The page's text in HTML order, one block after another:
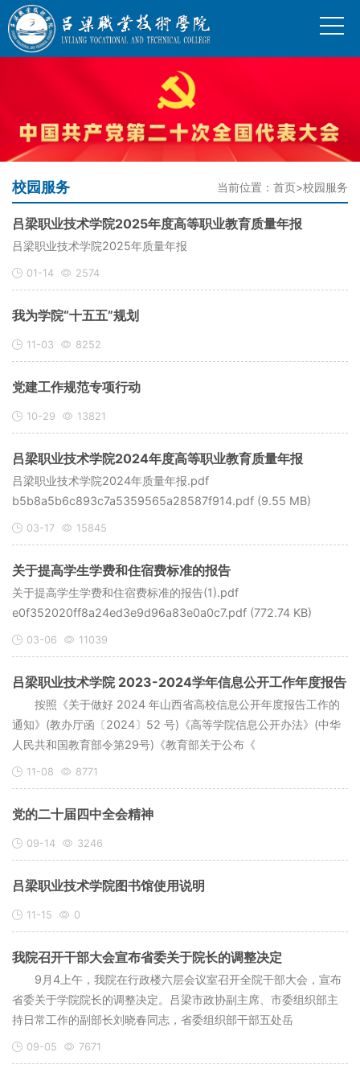
校园服务 当前位置： 首页>校园服务
吕梁职业技术学院2025年度高等职业教育质量年报
吕梁职业技术学院2025年质量年报
01-14 2574
我为学院“十五五”规划
11-03 8252
党建工作规范专项行动
10-29 13821
吕梁职业技术学院2024年度高等职业教育质量年报
吕梁职业技术学院2024年质量年报.pdf
b5b8a5b6c893c7a5359565a28587f914.pdf (9.55 MB)
03-17 15845
关于提高学生学费和住宿费标准的报告
关于提高学生学费和住宿费标准的报告(1).pdf
e0f352020ff8a24ed3e9d96a83e0a0c7.pdf (772.74 KB)
03-06 11039
吕梁职业技术学院 2023-2024学年信息公开工作年度报告
按照《关于做好 2024 年山西省高校信息公开年度报告工作的
通知》(教办厅函〔2024〕52 号)《高等学院信息公开办法》(中华
人民共和国教育部令第29号)《教育部关于公布《
11-08 8771
党的二十届四中全会精神
09-14 3246
吕梁职业技术学院图书馆使用说明
11-15 0
我院召开干部大会宣布省委关于院长的调整决定
9月4上午，我院在行政楼六层会议室召开全院干部大会，宣布
省委关于学院院长的调整决定。吕梁市政协副主席、市委组织部主
持日常工作的副部长刘晓春同志，省委组织部干部五处岳
09-05 7671